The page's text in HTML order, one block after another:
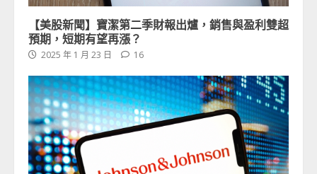
【美股新聞】寶潔第二季財報出爐，銷售與盈利雙超
預期，短期有望再漲？
2025 年 1 月 23 日 16